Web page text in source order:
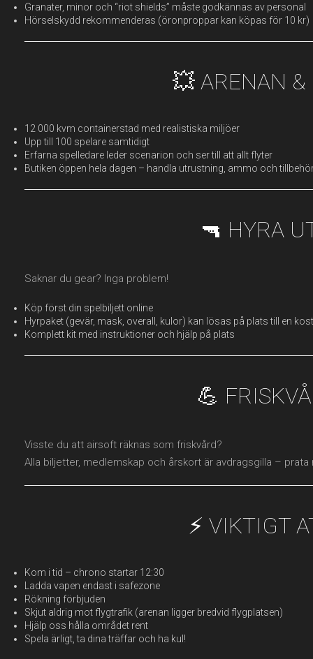
Granater, minor och “riot shields” måste godkännas av personal
Hörselskydd rekommenderas (öronproppar kan köpas för 10 kr)
💥 ARENAN &
12 000 kvm containerstad med realistiska miljöer
Upp till 100 spelare samtidigt
Erfarna spelledare leder scenarion och ser till att allt flyter
Butiken öppen hela dagen – handla utrustning, ammo och
🔫 HYRA
Saknar du gear? Inga problem!
Köp först din spelbiljett online
Hyrpaket (gevär, mask, overall, kulor) kan lösas på plats till en
Komplett kit med instruktioner och hjälp på plats
💪
Visste du att airsoft räknas som friskvård?
Alla biljetter, medlemskap och årskort är avdragsgilla –
⚡ VIKTIGT
Kom i tid – chrono startar 12:30
Ladda vapen endast i safezone
Rökning förbjuden
Skjut aldrig mot flygtrafik (arenan ligger bredvid flygplatsen)
Hjälp oss hålla området rent
Spela ärligt, ta dina träffar och ha kul!